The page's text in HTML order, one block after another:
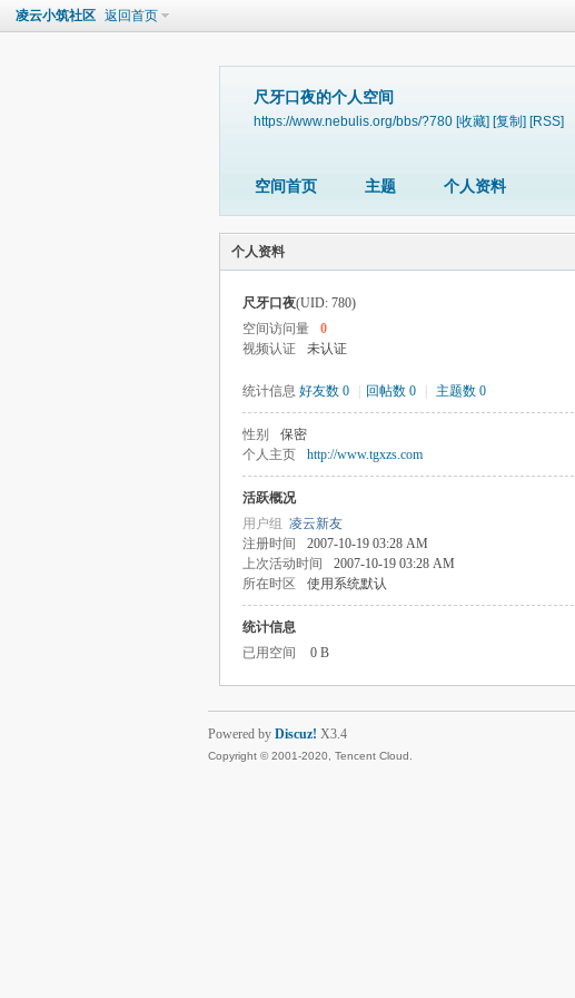
凌云小筑社区 返回首页
尺牙口夜的个人空间
https://www.nebulis.org/bbs/?780 [收藏] [复制] [RSS]
空间首页 主题 个人资料
个人资料
尺牙口夜(UID: 780)
空间访问量
0
视频认证
未认证
统计信息 好友数 0 回帖数 0 主题数 0
性别 保密
个人主页
http://www.tgxzs.com
活跃概况
用户组 凌云新友
注册时间
2007-10-19 03:28 AM
上次活动时间
2007-10-19 03:28 AM
所在时区
使用系统默认
统计信息
已用空间
0 B
Powered by Discuz! X3.4
Copyright © 2001-2020, Tencent Cloud.